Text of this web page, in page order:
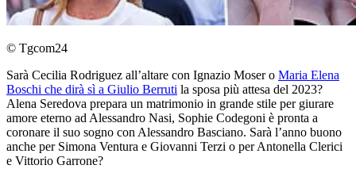
© Tgcom24
Sarà Cecilia Rodriguez all’altare con Ignazio Moser o Maria Elena
Boschi che dirà sì a Giulio Berruti la sposa più attesa del 2023?
Alena Seredova prepara un matrimonio in grande stile per giurare
amore eterno ad Alessandro Nasi, Sophie Codegoni è pronta a
coronare il suo sogno con Alessandro Basciano. Sarà l’anno buono
anche per Simona Ventura e Giovanni Terzi o per Antonella Clerici
e Vittorio Garrone?